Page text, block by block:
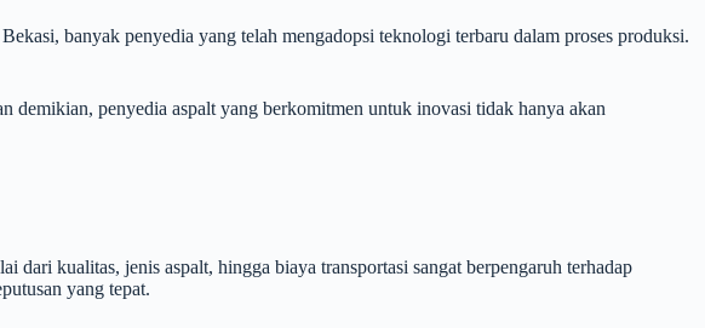
banyak penyedia yang telah mengadopsi teknologi terbaru dalam proses produksi.
demikian, penyedia aspalt yang berkomitmen untuk inovasi tidak hanya akan
dari kualitas, jenis aspalt, hingga biaya transportasi sangat berpengaruh terhadap
yang tepat.